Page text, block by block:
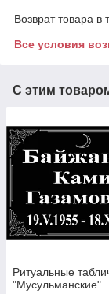
Возврат товара в
Все условия
С этим
Ритуальные
"Мусульманские"